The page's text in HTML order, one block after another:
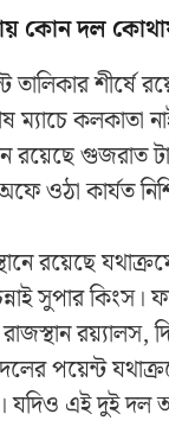
কোন দল
তালিকার শীর্ষে
ম্যাচে কলকাতা
রয়েছে গুজরাত
ওঠা কার্যত
রয়েছে
সুপার
রয়্যালস,
পয়েন্ট
যদিও এই দুই